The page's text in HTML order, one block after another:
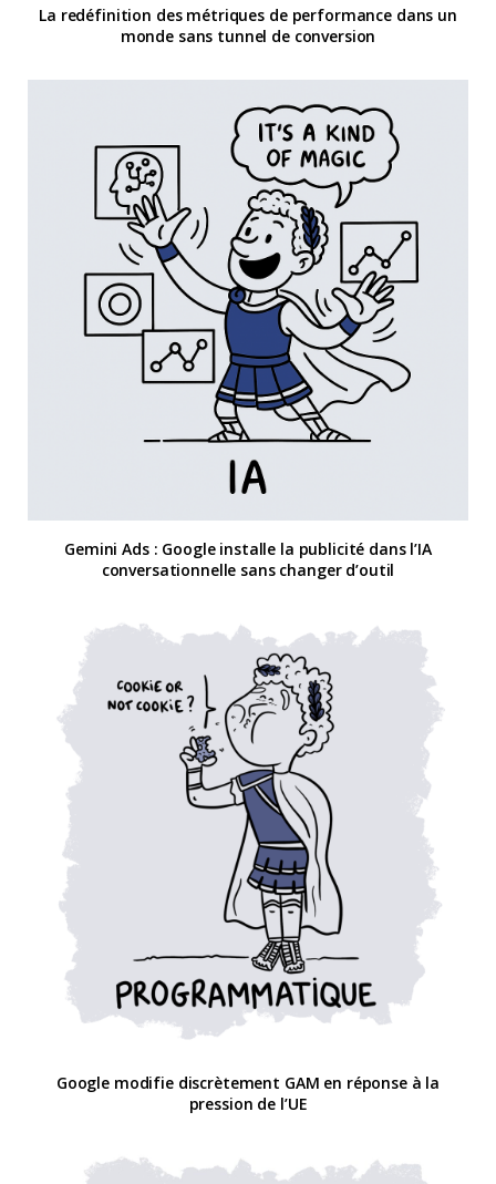
La redéfinition des métriques de performance dans un
monde sans tunnel de conversion
Gemini Ads : Google installe la publicité dans l’IA
conversationnelle sans changer d’outil
Google modifie discrètement GAM en réponse à la
pression de l’UE